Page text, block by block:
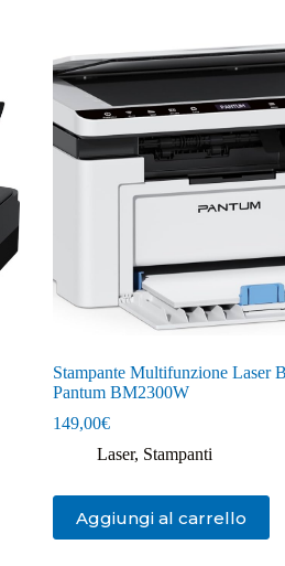
Stampante Multifunzione Laser
Pantum BM2300W
149,00€
Laser, Stampanti
Aggiungi al carrello